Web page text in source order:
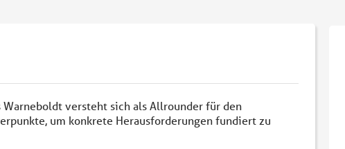
Warneboldt versteht sich als Allrounder für den
um konkrete Herausforderungen fundiert zu